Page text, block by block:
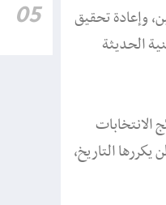
وإعادة تحقيق
الحديثة
الانتخابات
التاريخ،
05